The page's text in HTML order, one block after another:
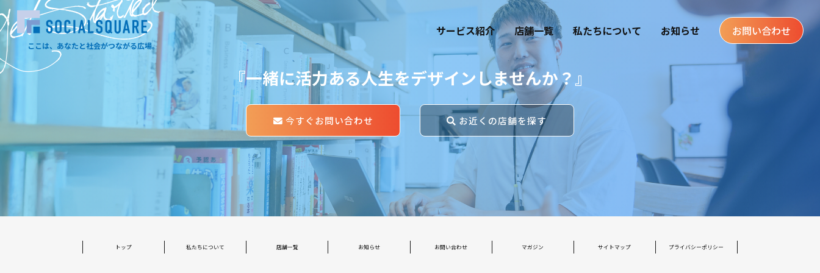
ここは、あなたと社会がつながる広場。
サービス紹介 店舗一覧 私たちについて お知らせ お問い合わせ
『一緒に活力ある人生をデザインしませんか？』
今すぐお問い合わせ お近くの店舗を探す
トップ 私たちについて 店舗一覧 お知らせ お問い合わせ マガジン サイトマップ プライバシーポリシー